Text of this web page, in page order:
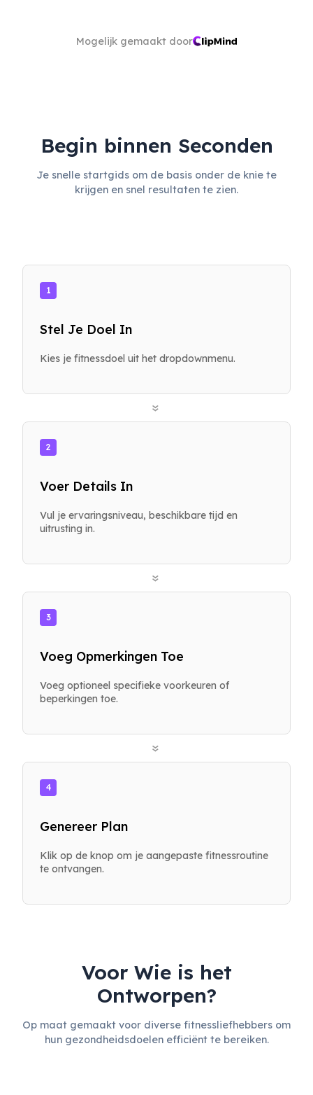
Mogelijk gemaakt door
Begin binnen Seconden
Je snelle startgids om de basis onder de knie te
krijgen en snel resultaten te zien.
1
Stel Je Doel In
Kies je fitnessdoel uit het dropdownmenu.
»
2
Voer Details In
Vul je ervaringsniveau, beschikbare tijd en
uitrusting in.
»
3
Voeg Opmerkingen Toe
Voeg optioneel specifieke voorkeuren of
beperkingen toe.
»
4
Genereer Plan
Klik op de knop om je aangepaste fitnessroutine
te ontvangen.
Voor Wie is het
Ontworpen?
Op maat gemaakt voor diverse fitnessliefhebbers om
hun gezondheidsdoelen efficiënt te bereiken.